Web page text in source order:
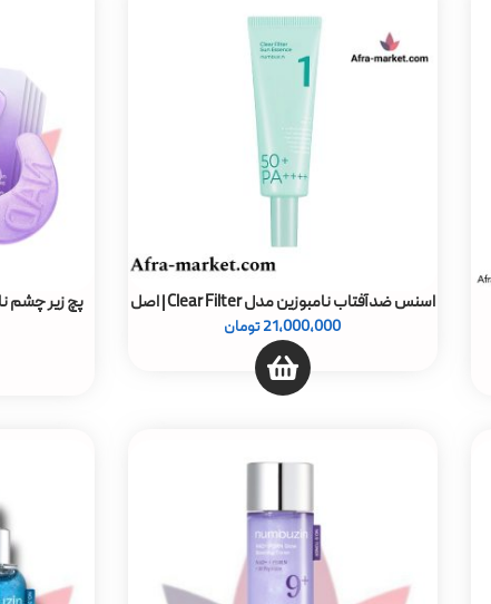
اسنس ضدآفتاب نامبوزین مدل Clear Filter ‌‌| اصل
21,000,000تومان